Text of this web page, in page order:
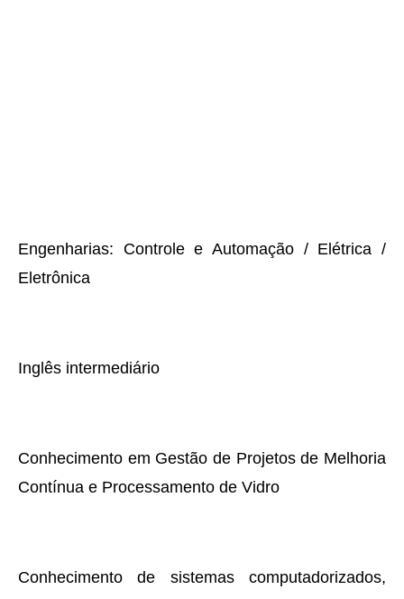
Engenharias: Controle e Automação / Elétrica /
Eletrônica
Inglês intermediário
Conhecimento em Gestão de Projetos de Melhoria
Contínua e Processamento de Vidro
Conhecimento de sistemas computadorizados,